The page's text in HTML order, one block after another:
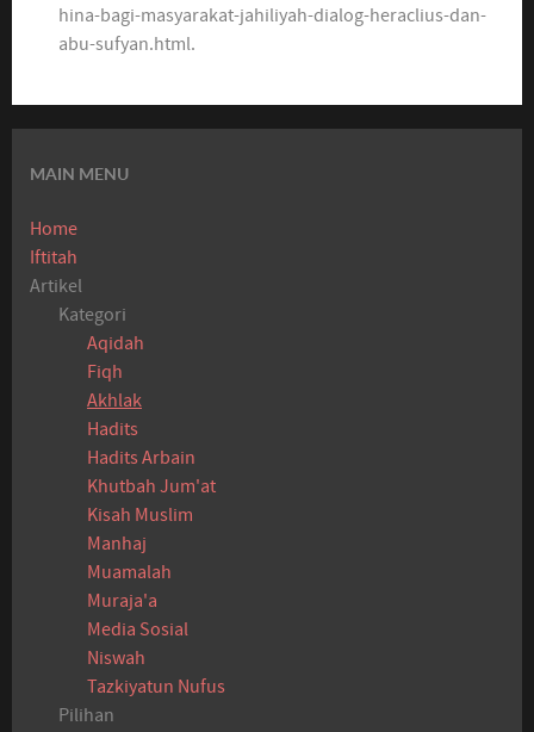
hina-bagi-masyarakat-jahiliyah-dialog-heraclius-dan-
abu-sufyan.html.
MAIN MENU
Home
Iftitah
Artikel
Kategori
Aqidah
Fiqh
Akhlak
Hadits
Hadits Arbain
Khutbah Jum'at
Kisah Muslim
Manhaj
Muamalah
Muraja'a
Media Sosial
Niswah
Tazkiyatun Nufus
Pilihan